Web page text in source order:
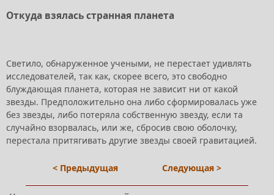
Откуда взялась странная планета
Светило, обнаруженное учеными, не перестает удивлять
исследователей, так как, скорее всего, это свободно
блуждающая планета, которая не зависит ни от какой
звезды. Предположительно она либо сформировалась уже
без звезды, либо потеряла собственную звезду, если та
случайно взорвалась, или же, сбросив свою оболочку,
перестала притягивать другие звезды своей гравитацией.
< Предыдущая Следующая >